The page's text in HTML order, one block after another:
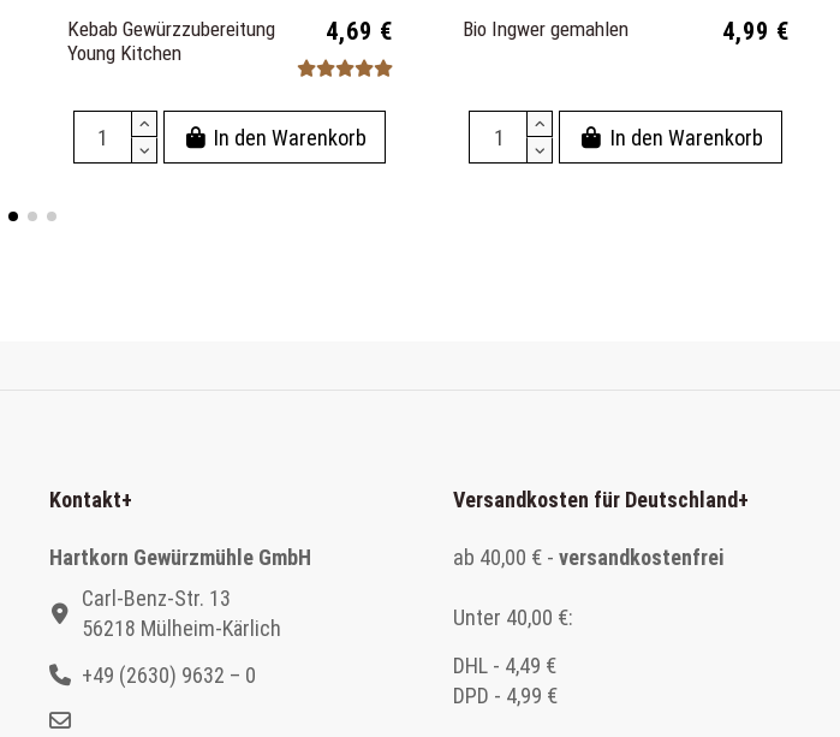
Kebab Gewürzzubereitung
Young Kitchen
4,69 €
In den Warenkorb
Bio Ingwer gemahlen 4,99 €
In den Warenkorb
Kontakt+
Hartkorn Gewürzmühle GmbH
Carl-Benz-Str. 13
56218 Mülheim-Kärlich
+49 (2630) 9632 – 0
Versandkosten für Deutschland+
ab 40,00 € - versandkostenfrei
Unter 40,00 €:
DHL - 4,49 €
DPD - 4,99 €